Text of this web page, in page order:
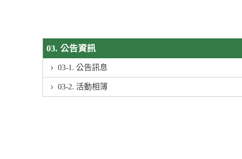
03. 公告資訊
03-1. 公告訊息
03-2. 活動相簿